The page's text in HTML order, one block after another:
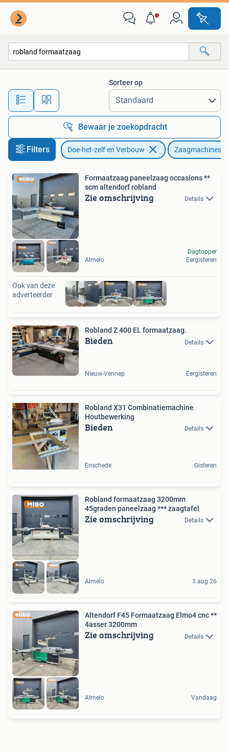
Alle afstanden…
Sorteer op
Bewaar je zoekopdracht
Filters Doe-het-zelf en Verbouw Zaagmachines
Formaatzaag paneelzaag occasions **
scm altendorf robland
Zie omschrijving Details
Almelo
Dagtopper
Eergisteren
Ook van deze
adverteerder
Robland Z 400 EL formaatzaag.
Bieden Details
Nieuw-Vennep Eergisteren
Robland X31 Combinatiemachine
Houtbewerking
Bieden Details
Enschede Gisteren
Robland formaatzaag 3200mm
45graden paneelzaag *** zaagtafel
Zie omschrijving Details
Almelo 3 aug 26
Altendorf F45 Formaatzaag Elmo4 cnc **
4asser 3200mm
Zie omschrijving Details
Almelo Vandaag